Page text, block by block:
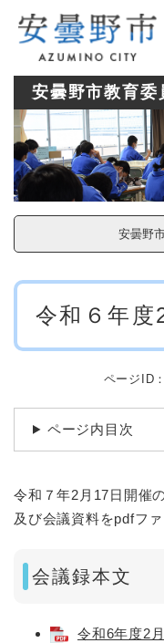
メニ
安曇野市教育委
安曇野
本
令和６年度
ページID
ページ内目次
令和７年2月17日開催
及び会議資料をpdfフ
会議録本文
令和6年度2